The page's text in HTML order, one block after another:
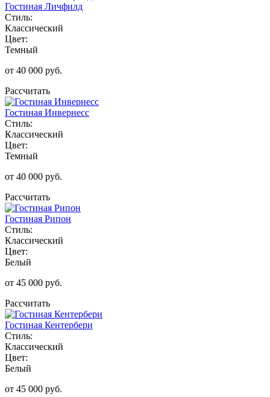
Гостиная Личфилд
Стиль:
Классический
Цвет:
Темный
от 40 000 руб.
Рассчитать
Гостиная Инвернесс
Стиль:
Классический
Цвет:
Темный
от 40 000 руб.
Рассчитать
Гостиная Рипон
Стиль:
Классический
Цвет:
Белый
от 45 000 руб.
Рассчитать
Гостиная Кентербери
Стиль:
Классический
Цвет:
Белый
от 45 000 руб.